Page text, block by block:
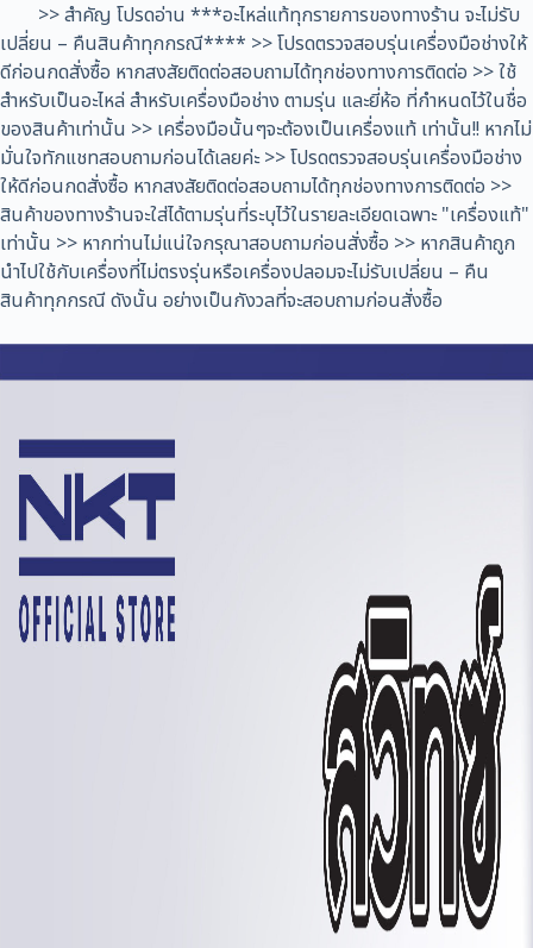
>> สำคัญ โปรดอ่าน ***อะไหล่แท้ทุกรายการของทางร้าน จะไม่รับ
เปลี่ยน – คืนสินค้าทุกกรณี**** >> โปรดตรวจสอบรุ่นเครื่องมือช่างให้
ดีก่อนกดสั่งซื้อ หากสงสัยติดต่อสอบถามได้ทุกช่องทางการติดต่อ >> ใช้
สำหรับเป็นอะไหล่ สำหรับเครื่องมือช่าง ตามรุ่น และยี่ห้อ ที่กำหนดไว้ในชื่อ
ของสินค้าเท่านั้น >> เครื่องมือนั้นๆจะต้องเป็นเครื่องแท้ เท่านั้น!! หากไม่
มั่นใจทักแชทสอบถามก่อนได้เลยค่ะ >> โปรดตรวจสอบรุ่นเครื่องมือช่าง
ให้ดีก่อนกดสั่งซื้อ หากสงสัยติดต่อสอบถามได้ทุกช่องทางการติดต่อ >>
สินค้าของทางร้านจะใส่ได้ตามรุ่นที่ระบุไว้ในรายละเอียดเฉพาะ "เครื่องแท้"
เท่านั้น >> หากท่านไม่แน่ใจกรุณาสอบถามก่อนสั่งซื้อ >> หากสินค้าถูก
นำไปใช้กับเครื่องที่ไม่ตรงรุ่นหรือเครื่องปลอมจะไม่รับเปลี่ยน – คืน
สินค้าทุกกรณี ดังนั้น อย่างเป็นกังวลที่จะสอบถามก่อนสั่งซื้อ